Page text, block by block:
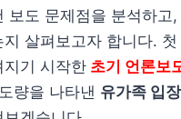
보도 문제점을 분석하고
지 살펴보고자 합니다.
기 시작한 초기 언론보
량을 나타낸 유가족 입